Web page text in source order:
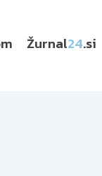
Žurnal24.si